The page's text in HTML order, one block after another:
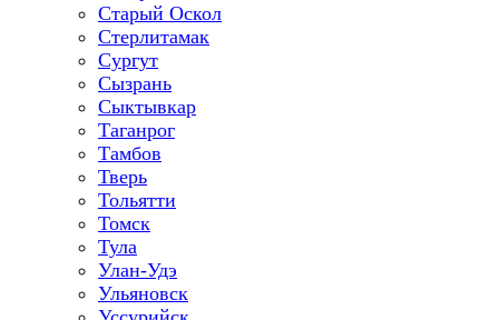
Старый Оскол
Стерлитамак
Сургут
Сызрань
Сыктывкар
Таганрог
Тамбов
Тверь
Тольятти
Томск
Тула
Улан-Удэ
Ульяновск